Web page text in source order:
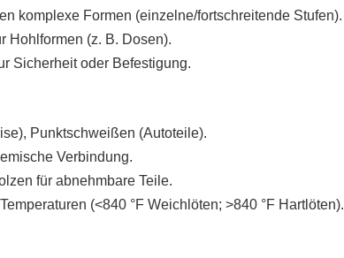
komplexe Formen (einzelne/fortschreitende Stufen).
Hohlformen (z. B. Dosen).
Sicherheit oder Befestigung.
Punktschweißen (Autoteile).
Verbindung.
für abnehmbare Teile.
(<840 °F Weichlöten; >840 °F Hartlöten).